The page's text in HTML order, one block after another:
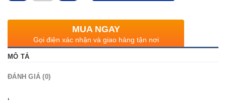
MUA NGAY
Gọi điện xác nhận và giao hàng tận nơi
MÔ TẢ
ĐÁNH GIÁ (0)
‘